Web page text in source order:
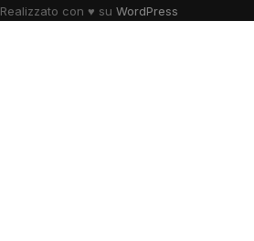
Realizzato con ♥ su WordPress